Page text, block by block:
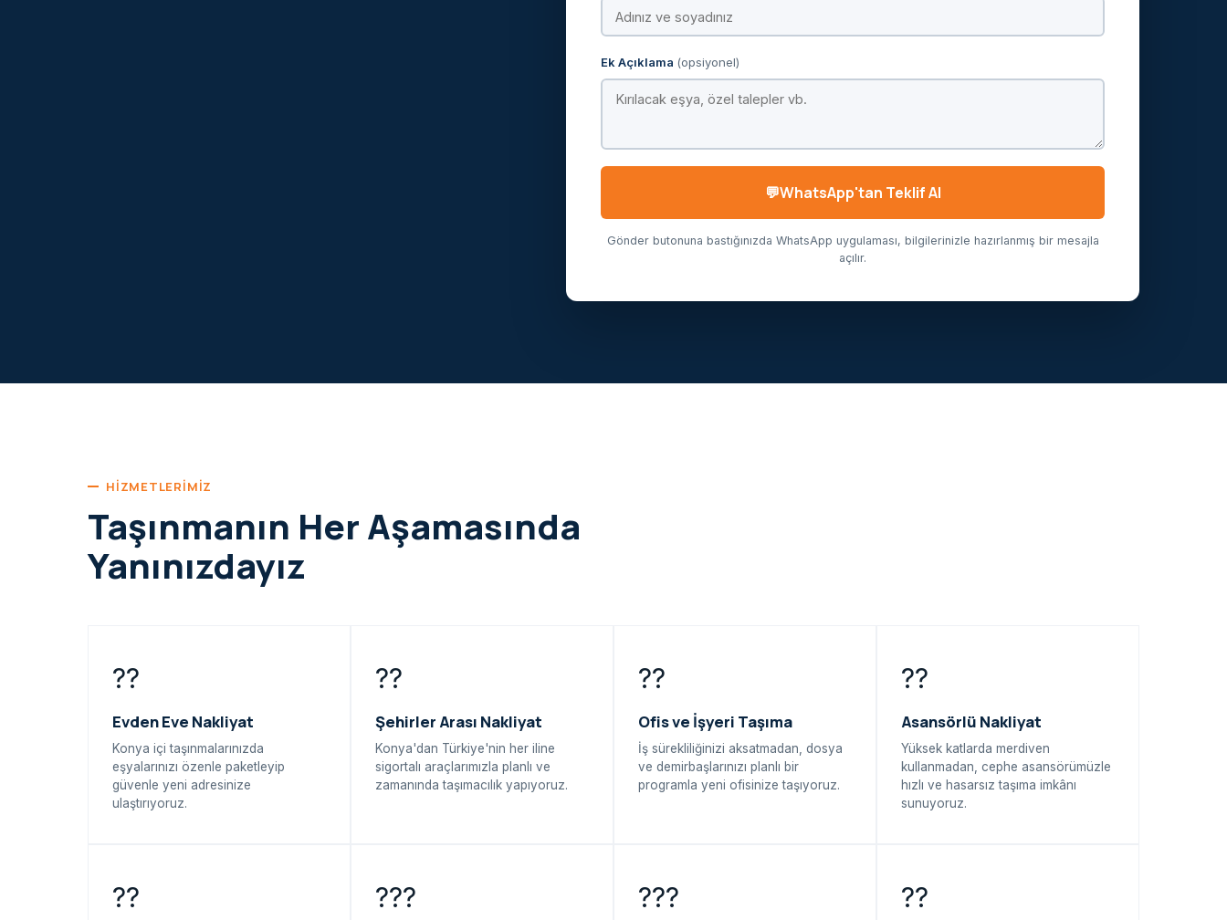
Ek Açıklama (opsiyonel)
WhatsApp'tan Teklif Al
Gönder butonuna bastığınızda WhatsApp uygulaması, bilgilerinizle hazırlanmış bir mesajla
açılır.
HIZMETLERIMIZ
Taşınmanın Her Aşamasında
Yanınızdayız
??
Evden Eve Nakliyat
Konya içi taşınmalarınızda
eşyalarınızı özenle paketleyip
güvenle yeni adresinize
ulaştırıyoruz.
??
Şehirler Arası Nakliyat
Konya'dan Türkiye'nin her iline
sigortalı araçlarımızla planlı ve
zamanında taşımacılık yapıyoruz.
??
Ofis ve İşyeri Taşıma
İş sürekliliğinizi aksatmadan, dosya
ve demirbaşlarınızı planlı bir
programla yeni ofisinize taşıyoruz.
??
Asansörlü Nakliyat
Yüksek katlarda merdiven
kullanmadan, cephe asansörümüzle
hızlı ve hasarsız taşıma imkânı
sunuyoruz.
?? ??? ??? ??